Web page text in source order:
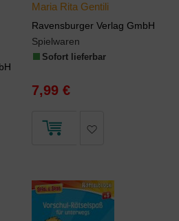
Maria Rita Gentili
Ravensburger Verlag GmbH
Spielwaren
Sofort lieferbar
7,99 €